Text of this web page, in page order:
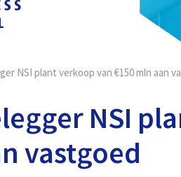
NSI plant verkoop van €150 mln aan
NSI
vastgoed